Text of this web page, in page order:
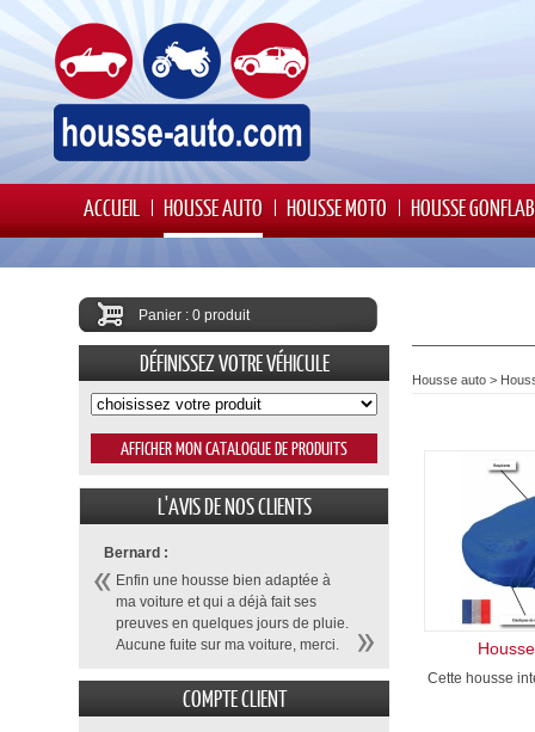
ACCUEIL HOUSSE AUTO HOUSSE MOTO HOUSSE
Housse auto >
Cette housse
Panier : 0 produit
DÉFINISSEZ VOTRE VÉHICULE
L'AVIS DE NOS CLIENTS
Bernard :
Enfin une housse bien adaptée à
ma voiture et qui a déjà fait ses
preuves en quelques jours de pluie.
Aucune fuite sur ma voiture, merci.
COMPTE CLIENT